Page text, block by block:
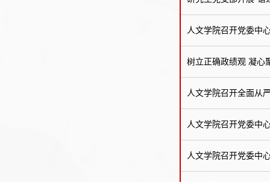
人文学院召开党委中
树立正确政绩观 凝
人文学院召开全面从
人文学院召开党委中
人文学院召开党委中